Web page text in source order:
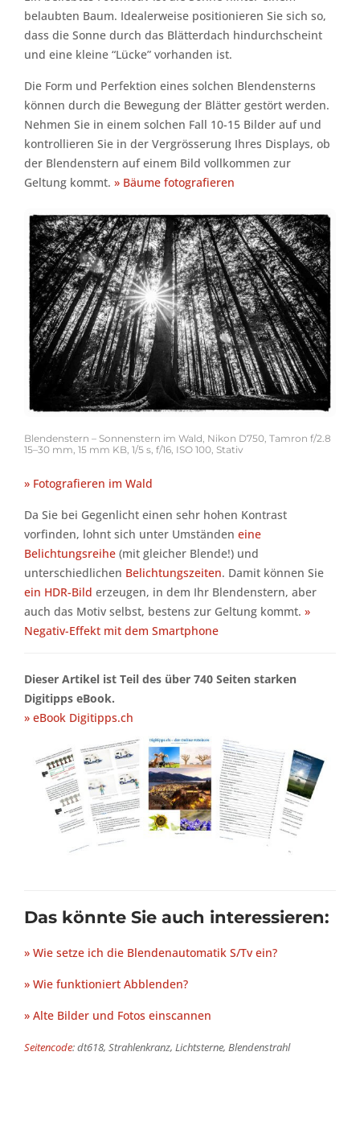
belaubten Baum. Idealerweise positionieren Sie sich so,
dass die Sonne durch das Blätterdach hindurchscheint
und eine kleine “Lücke” vorhanden ist.
Die Form und Perfektion eines solchen Blendensterns
können durch die Bewegung der Blätter gestört werden.
Nehmen Sie in einem solchen Fall 10-15 Bilder auf und
kontrollieren Sie in der Vergrösserung Ihres Displays, ob
der Blendenstern auf einem Bild vollkommen zur
Geltung kommt. » Bäume fotografieren
Blendenstern – Sonnenstern im Wald, Nikon D750, Tamron f/2.8
15–30 mm, 15 mm KB, 1/5 s, f/16, ISO 100, Stativ
» Fotografieren im Wald
Da Sie bei Gegenlicht einen sehr hohen Kontrast
vorfinden, lohnt sich unter Umständen eine
Belichtungsreihe (mit gleicher Blende!) und
unterschiedlichen Belichtungszeiten. Damit können Sie
ein HDR-Bild erzeugen, in dem Ihr Blendenstern, aber
auch das Motiv selbst, bestens zur Geltung kommt. »
Negativ-Effekt mit dem Smartphone
Dieser Artikel ist Teil des über 740 Seiten starken
Digitipps eBook.
» eBook Digitipps.ch
Das könnte Sie auch interessieren:
» Wie setze ich die Blendenautomatik S/Tv ein?
» Wie funktioniert Abblenden?
» Alte Bilder und Fotos einscannen
Seitencode: dt618, Strahlenkranz, Lichtsterne, Blendenstrahl